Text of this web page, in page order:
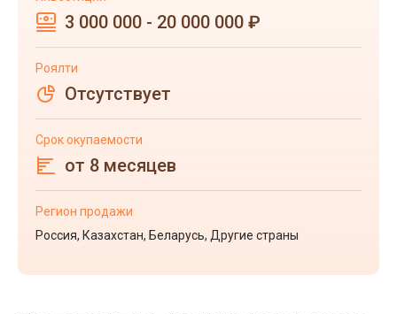
3 000 000 - 20 000 000 ₽
Роялти
Отсутствует
Срок окупаемости
от 8 месяцев
Регион продажи
Россия, Казахстан, Беларусь, Другие страны